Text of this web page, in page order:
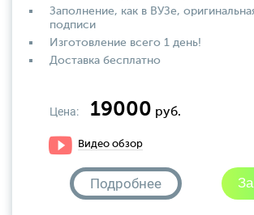
Заполнение, как в ВУЗе,
подписи
Изготовление всего 1 день!
Доставка бесплатно
Цена: 19000 руб.
Видео обзор
Подробнее